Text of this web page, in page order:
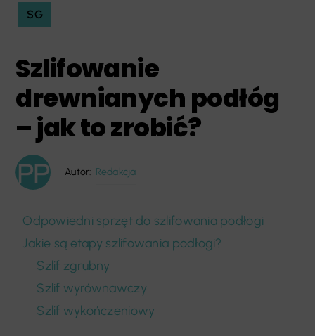
SG
Szlifowanie
drewnianych podłóg
– jak to zrobić?
Autor: Redakcja
Odpowiedni sprzęt do szlifowania podłogi
Jakie są etapy szlifowania podłogi?
Szlif zgrubny
Szlif wyrównawczy
Szlif wykończeniowy